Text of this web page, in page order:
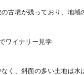
古墳が残っており、地域
ワイナリー見学
く、斜面の多い土地は